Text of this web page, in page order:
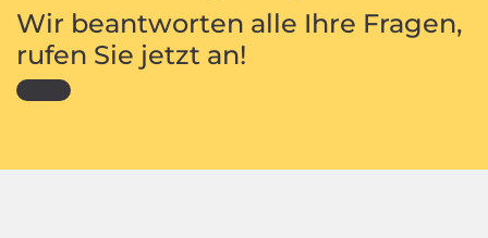
Wir beantworten alle Ihre Fragen,
rufen Sie jetzt an!